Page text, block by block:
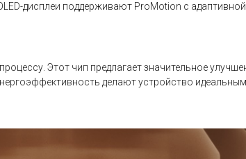
дисплеи поддерживают ProMotion с
Этот чип предлагает значительное
делают устройство